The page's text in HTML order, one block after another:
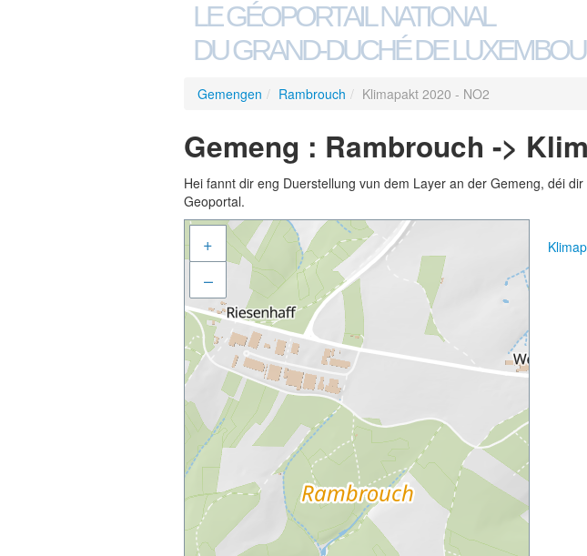
LE GÉOPORTAIL NATIONAL
DU GRAND-DUCHÉ DE
Gemengen / Rambrouch / Klimapakt 2020 - NO2
Gemeng : Rambrouch ->
Hei fannt dir eng Duerstellung vun dem Layer an der Gemeng, déi
Geoportal.
+
–